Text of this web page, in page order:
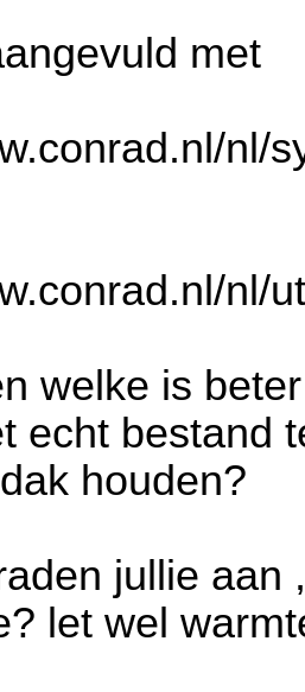
met
nl/
nl/
welke is
echt bestand
houden?
jullie aan
let wel